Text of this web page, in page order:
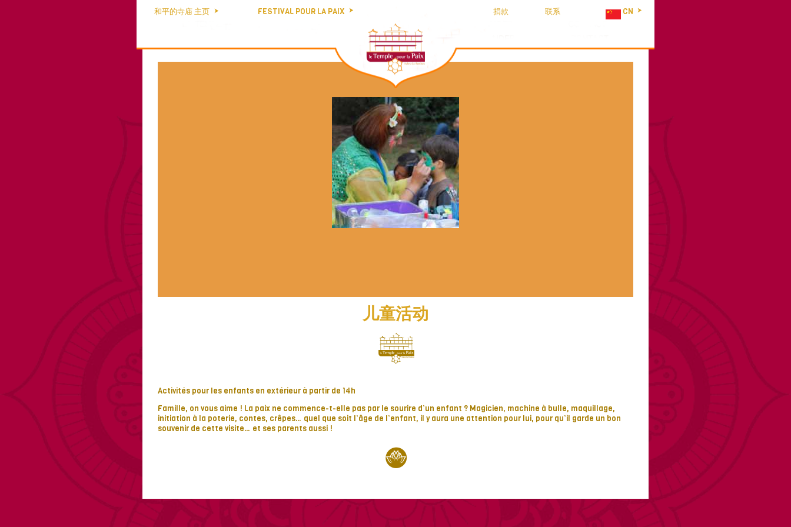
和平的寺庙 主页 FESTIVAL POUR LA PAIX 捐款 联系 CN
儿童活动
Activités pour les enfants en extérieur à partir de 14h
Famille, on vous aime ! La paix ne commence-t-elle pas par le sourire d’un enfant ? Magicien, machine à bulle, maquillage,
initiation à la poterie, contes, crêpes… quel que soit l’âge de l’enfant, il y aura une attention pour lui, pour qu’il garde un bon
souvenir de cette visite… et ses parents aussi !